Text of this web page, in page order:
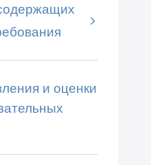
и оценки